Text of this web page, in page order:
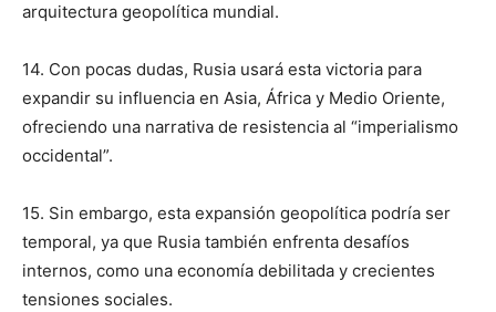
arquitectura geopolítica mundial.
14. Con pocas dudas, Rusia usará esta victoria para
expandir su influencia en Asia, África y Medio Oriente,
ofreciendo una narrativa de resistencia al “imperialismo
occidental”.
15. Sin embargo, esta expansión geopolítica podría ser
temporal, ya que Rusia también enfrenta desafíos
internos, como una economía debilitada y crecientes
tensiones sociales.